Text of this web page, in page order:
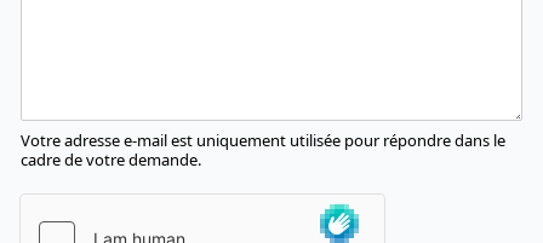
Votre adresse e-mail est uniquement utilisée pour répondre dans le
cadre de votre demande.